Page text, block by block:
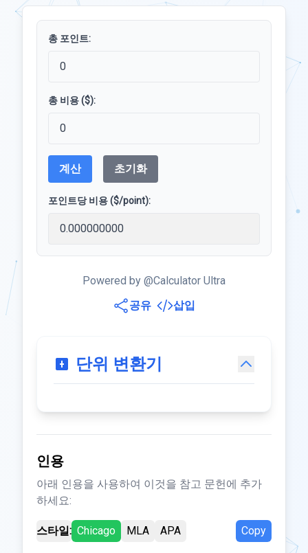
총 포인트:
총 비용 ($):
계산 초기화
포인트당 비용 ($/point):
Powered by @Calculator Ultra
공유
삽입
단위 변환기
인용
아래 인용을 사용하여 이것을 참고 문헌에 추가
하세요:
스타일: Chicago MLA APA Copy